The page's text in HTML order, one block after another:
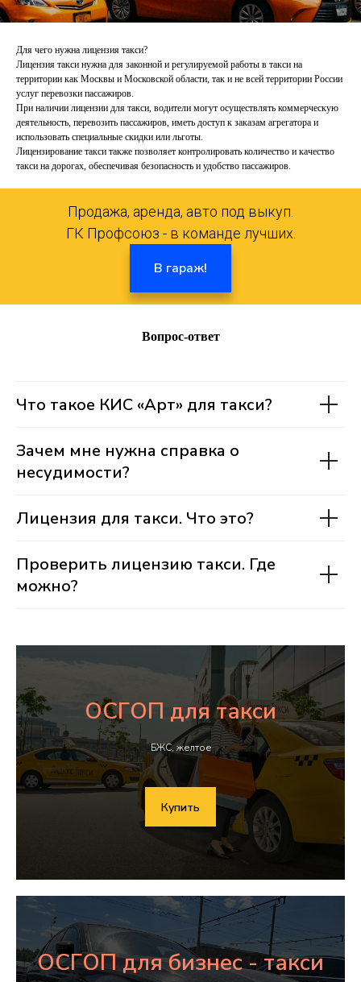
Для чего нужна лицензия такси?
Лицензия такси нужна для законной и регулируемой работы в такси на
территории как Москвы и Московской области, так и не всей территории России
услуг перевозки пассажиров.
При наличии лицензии для такси, водители могут осуществлять коммерческую
деятельность, перевозить пассажиров, иметь доступ к заказам агрегатора и
использовать специальные скидки или льготы.
Лицензирование такси также позволяет контролировать количество и качество
такси на дорогах, обеспечивая безопасность и удобство пассажиров.
Продажа, аренда, авто под выкуп.
ГК Профсоюз - в команде лучших.
В гараж!
Вопрос-ответ
Что такое КИС «Арт» для такси?
Зачем мне нужна справка о
несудимости?
Лицензия для такси. Что это?
Проверить лицензию такси. Где
можно?
ОСГОП для такси
БЖС, желтое
Купить
ОСГОП для бизнес - такси